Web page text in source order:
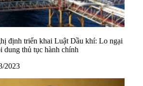
định triển khai Luật Dầu khí: Lo ngại
dung thủ tục hành chính
2023